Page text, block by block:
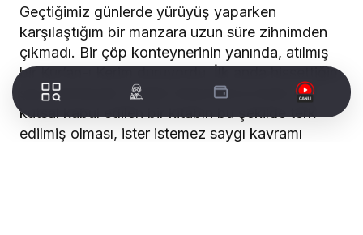
Geçtiğimiz günlerde yürüyüş yaparken
karşılaştığım bir manzara uzun süre zihnimden
çıkmadı. Bir çöp konteynerinin yanında, atılmış
bir Kur’an-ı Kerim duruyordu. İlk anda hissettiğim
şey üzüntüydü. Çünkü milyonlarca insan için
kutsal kabul edilen bir kitabın bu şekilde terk
edilmiş olması, ister istemez saygı kavramı